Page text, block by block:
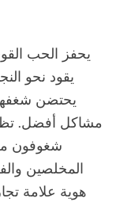
يحفز الحب
يقود نحو
يحتضن
مشاكل أفضل.
شغوفون
المخلصين
هوية علامة